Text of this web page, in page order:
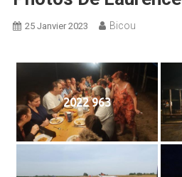
25 Janvier 2023 Bicou
2022 963